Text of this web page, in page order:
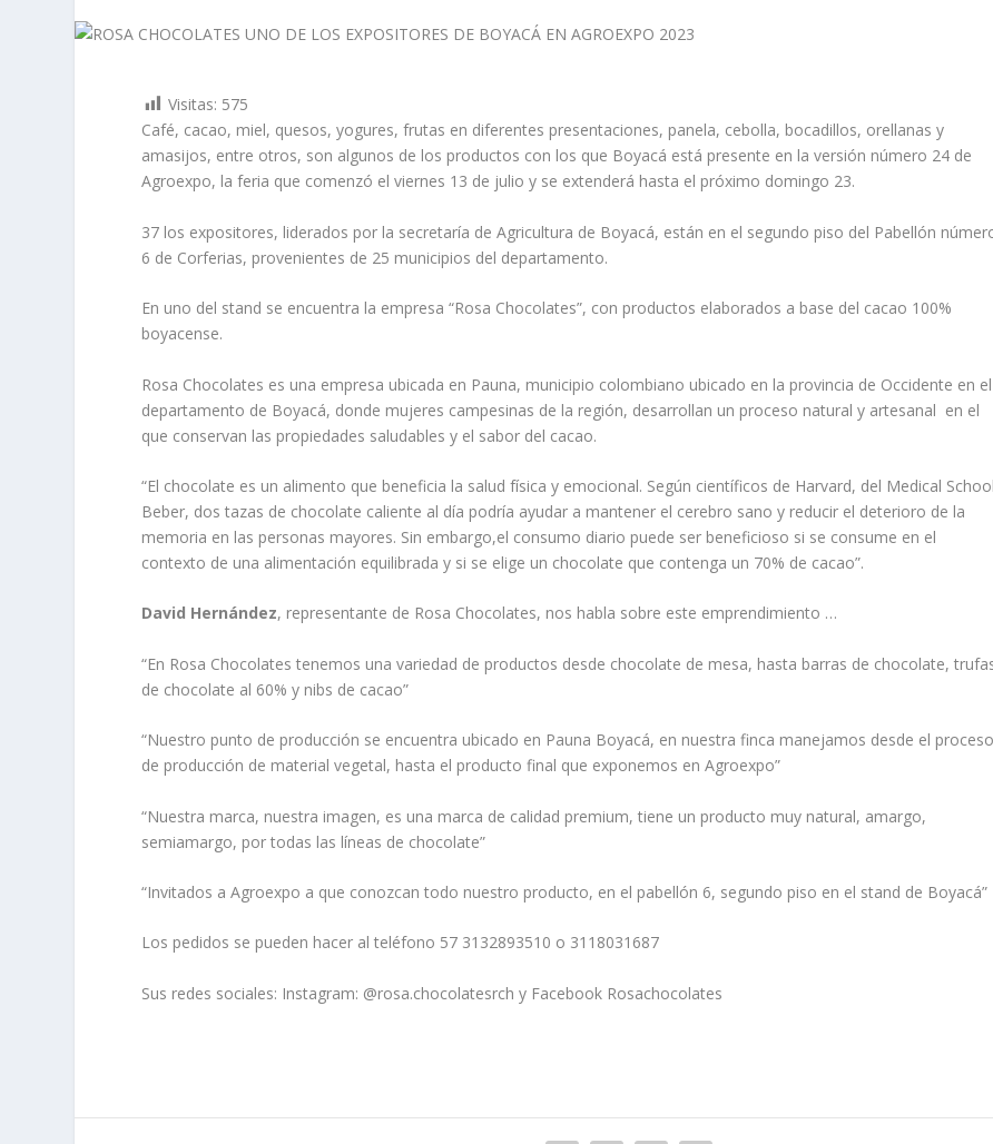
Visitas: 575
Café, cacao, miel, quesos, yogures, frutas en diferentes presentaciones, panela, cebolla, bocadillos, orellanas y
amasijos, entre otros, son algunos de los productos con los que Boyacá está presente en la versión número 24 de
Agroexpo, la feria que comenzó el viernes 13 de julio y se extenderá hasta el próximo domingo 23.
37 los expositores, liderados por la secretaría de Agricultura de Boyacá, están en el segundo piso del Pabellón
6 de Corferias, provenientes de 25 municipios del departamento.
En uno del stand se encuentra la empresa “Rosa Chocolates”, con productos elaborados a base del cacao 100%
boyacense.
Rosa Chocolates es una empresa ubicada en Pauna, municipio colombiano ubicado en la provincia de Occidente en el
departamento de Boyacá, donde mujeres campesinas de la región, desarrollan un proceso natural y artesanal en el
que conservan las propiedades saludables y el sabor del cacao.
“El chocolate es un alimento que beneficia la salud física y emocional. Según científicos de Harvard, del Medical School
Beber, dos tazas de chocolate caliente al día podría ayudar a mantener el cerebro sano y reducir el deterioro de la
memoria en las personas mayores. Sin embargo,el consumo diario puede ser beneficioso si se consume en el
contexto de una alimentación equilibrada y si se elige un chocolate que contenga un 70% de cacao”.
David Hernández, representante de Rosa Chocolates, nos habla sobre este emprendimiento …
“En Rosa Chocolates tenemos una variedad de productos desde chocolate de mesa, hasta barras de chocolate,
de chocolate al 60% y nibs de cacao”
“Nuestro punto de producción se encuentra ubicado en Pauna Boyacá, en nuestra finca manejamos desde el proceso
de producción de material vegetal, hasta el producto final que exponemos en Agroexpo”
“Nuestra marca, nuestra imagen, es una marca de calidad premium, tiene un producto muy natural, amargo,
semiamargo, por todas las líneas de chocolate”
“Invitados a Agroexpo a que conozcan todo nuestro producto, en el pabellón 6, segundo piso en el stand de Boyacá”
Los pedidos se pueden hacer al teléfono 57 3132893510 o 3118031687
Sus redes sociales: Instagram: @rosa.chocolatesrch y Facebook Rosachocolates